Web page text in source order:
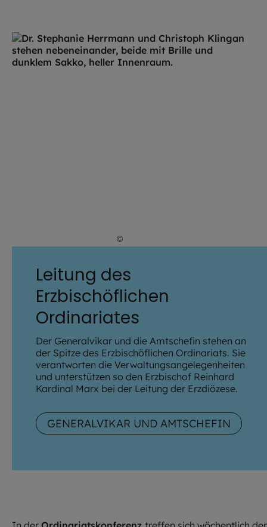
©
Leitung des
Erzbischöflichen
Ordinariates
Der Generalvikar und die Amtschefin stehen an
der Spitze des Erzbischöflichen Ordinariats. Sie
verantworten die Verwaltungsangelegenheiten
und unterstützen so den Erzbischof Reinhard
Kardinal Marx bei der Leitung der Erzdiözese.
GENERALVIKAR UND AMTSCHEFIN